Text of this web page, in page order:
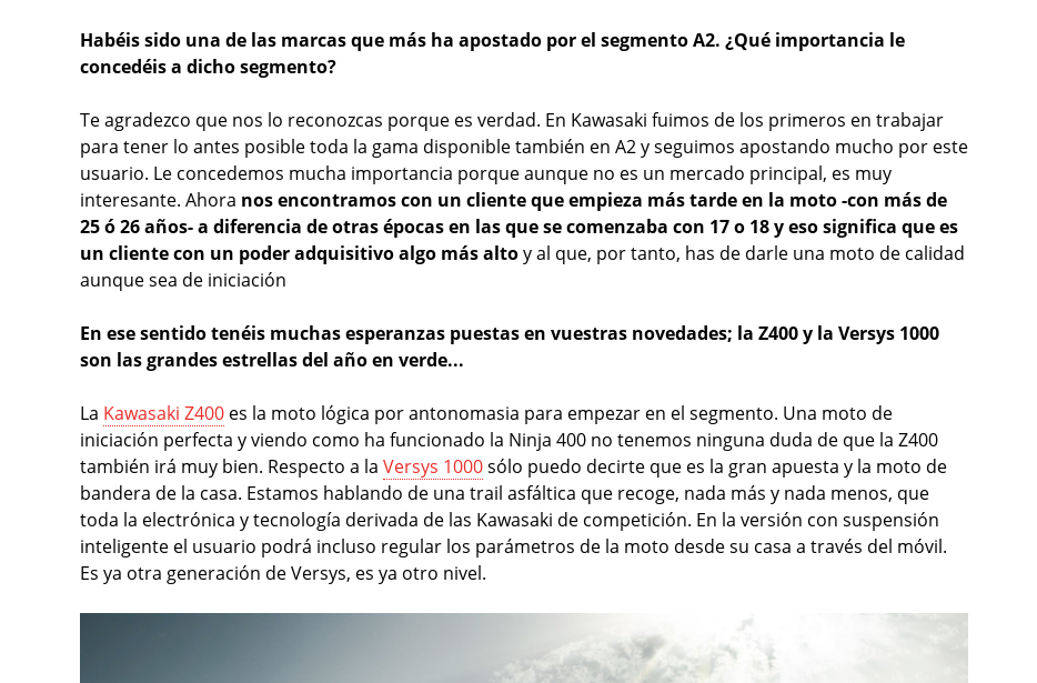
Habéis sido una de las marcas que más ha apostado por el segmento A2. ¿Qué importancia le
concedéis a dicho segmento?
Te agradezco que nos lo reconozcas porque es verdad. En Kawasaki fuimos de los primeros en trabajar
para tener lo antes posible toda la gama disponible también en A2 y seguimos apostando mucho por este
usuario. Le concedemos mucha importancia porque aunque no es un mercado principal, es muy
interesante. Ahora nos encontramos con un cliente que empieza más tarde en la moto -con más de
25 ó 26 años- a diferencia de otras épocas en las que se comenzaba con 17 o 18 y eso significa que es
un cliente con un poder adquisitivo algo más altoy al que, por tanto, has de darle una moto de calidad
aunque sea de iniciación
En ese sentido tenéis muchas esperanzas puestas en vuestras novedades; la Z400 y la Versys 1000
son las grandes estrellas del año en verde...
La Kawasaki Z400 es la moto lógica por antonomasia para empezar en el segmento. Una moto de
iniciación perfecta y viendo como ha funcionado la Ninja 400 no tenemos ninguna duda de que la Z400
también irá muy bien. Respecto a la Versys 1000sólo puedo decirte que es la gran apuesta y la moto de
bandera de la casa. Estamos hablando de una trail asfáltica que recoge, nada más y nada menos, que
toda la electrónica y tecnología derivada de las Kawasaki de competición. En la versión con suspensión
inteligente el usuario podrá incluso regular los parámetros de la moto desde su casa a través del móvil.
Es ya otra generación de Versys, es ya otro nivel.